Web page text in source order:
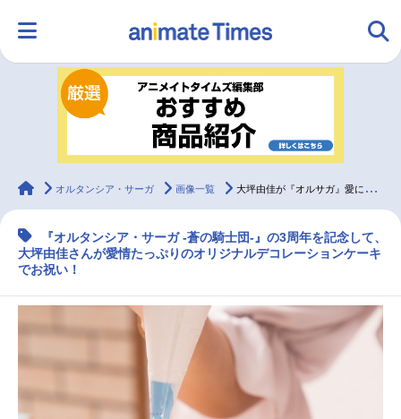
ランキング アニメ
ラジオ みんなの声
マンガ・ラノベ ゲーム・アプリ 音楽 コスプレ
配信・Vtuber トレンド 無料マンガ
アニメ記事一覧 声優記事一覧
animateTimes
オルタンシア・サーガ 画像一覧 大坪由佳が『オルサガ』愛に溢れるケーキで3周年をお祝い！
『オルタンシア・サーガ -蒼の騎士団-』の3周年を記念して、
大坪由佳さんが愛情たっぷりのオリジナルデコレーションケーキ
でお祝い！